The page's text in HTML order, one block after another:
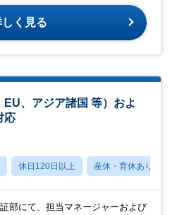
しく見る
、アジア諸国 等）およ
応
休日120日以上 産休・育休あり
部にて、担当マネージャーおよび